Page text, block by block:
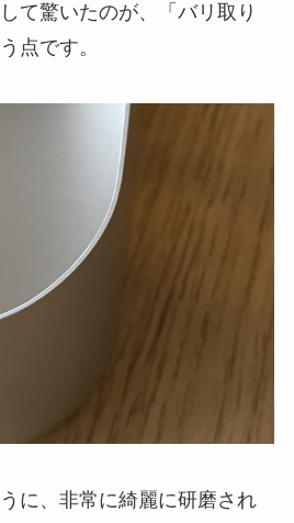
て驚いたのが、「 バリ取り
点です。
に、非常に綺麗に研磨され